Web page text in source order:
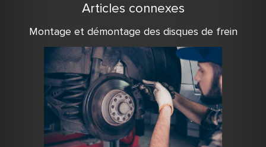
Articles connexes
Montage et démontage des disques de frein